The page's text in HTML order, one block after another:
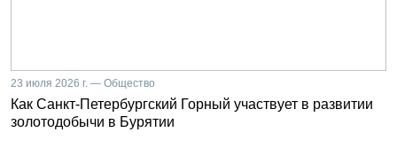
23 июля 2026 г. — Общество
Как Санкт-Петербургский Горный участвует в развитии
золотодобычи в Бурятии